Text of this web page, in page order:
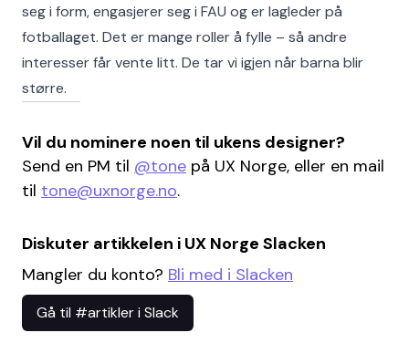
seg i form, engasjerer seg i FAU og er lagleder på
fotballaget. Det er mange roller å fylle – så andre
interesser får vente litt. De tar vi igjen når barna blir
større.
Vil du nominere noen til ukens designer?
Send en PM til @tone på UX Norge, eller en mail
til tone@uxnorge.no.
Diskuter artikkelen i UX Norge Slacken
Mangler du konto? Bli med i Slacken
Gå til #artikler i Slack